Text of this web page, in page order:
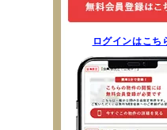
ログインはこち